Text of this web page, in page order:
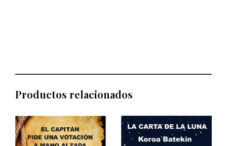
Productos relacionados